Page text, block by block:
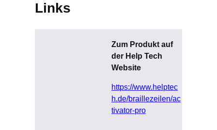
Links
Zum Produkt auf
der Help Tech
Website
https://www.helptec
h.de/braillezeilen/ac
tivator-pro